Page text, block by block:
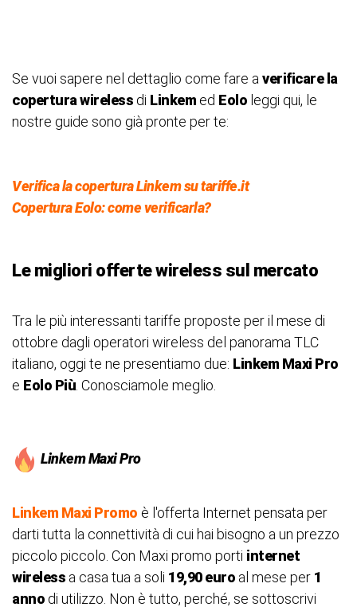
Se vuoi sapere nel dettaglio come fare a verificare la
copertura wireless di Linkem ed Eolo leggi qui, le
nostre guide sono già pronte per te:
Verifica la copertura Linkem su tariffe.it
Copertura Eolo: come verificarla?
Le migliori offerte wireless sul mercato
Tra le più interessanti tariffe proposte per il mese di
ottobre dagli operatori wireless del panorama TLC
italiano, oggi te ne presentiamo due: Linkem Maxi Pro
e Eolo Più . Conosciamole meglio.
Linkem Maxi Pro
Linkem Maxi Promo è l'offerta Internet pensata per
darti tutta la connettività di cui hai bisogno a un prezzo
piccolo piccolo. Con Maxi promo porti internet
wirel ess a casa tua a soli 19,90 euro al mese per 1
anno di utilizzo. Non è tutto, perché, se sottoscrivi